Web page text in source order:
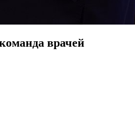
врачей